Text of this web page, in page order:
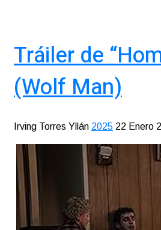
Tráiler de
(Wolf Man)
Irving Torres Yllán 2025 22 Enero